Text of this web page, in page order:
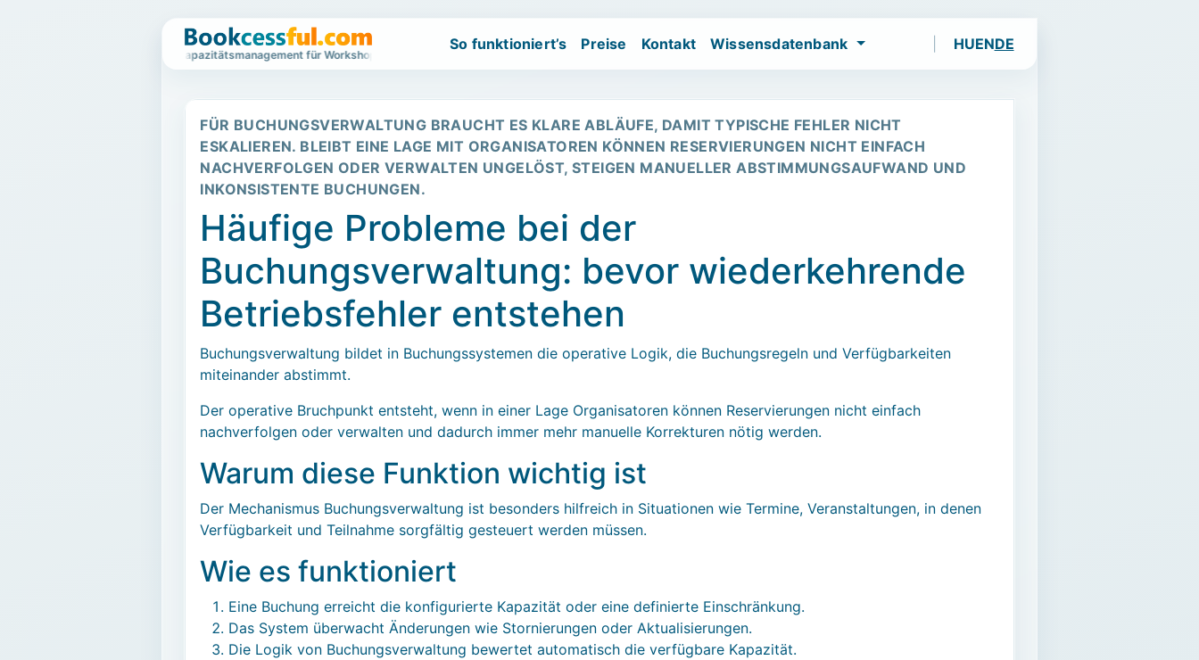
Wartelistenbasiertes Kapazitätsmanagement für Workshops und Events. Wartelistenbasiertes Kapazitätsmanagement für Workshops und Events.
So funktioniert’s Preise Kontakt Wissensdatenbank HUENDE
FÜR BUCHUNGSVERWALTUNG BRAUCHT ES KLARE ABLÄUFE, DAMIT TYPISCHE FEHLER NICHT
ESKALIEREN. BLEIBT EINE LAGE MIT ORGANISATOREN KÖNNEN RESERVIERUNGEN NICHT EINFACH
NACHVERFOLGEN ODER VERWALTEN UNGELÖST, STEIGEN MANUELLER ABSTIMMUNGSAUFWAND UND
INKONSISTENTE BUCHUNGEN.
Häufige Probleme bei der
Buchungsverwaltung: bevor wiederkehrende
Betriebsfehler entstehen
Buchungsverwaltung bildet in Buchungssystemen die operative Logik, die Buchungsregeln und Verfügbarkeiten
miteinander abstimmt.
Der operative Bruchpunkt entsteht, wenn in einer Lage Organisatoren können Reservierungen nicht einfach
nachverfolgen oder verwalten und dadurch immer mehr manuelle Korrekturen nötig werden.
Warum diese Funktion wichtig ist
Der Mechanismus Buchungsverwaltung ist besonders hilfreich in Situationen wie Termine, Veranstaltungen, in denen
Verfügbarkeit und Teilnahme sorgfältig gesteuert werden müssen.
Wie es funktioniert
Eine Buchung erreicht die konfigurierte Kapazität oder eine definierte Einschränkung.
Das System überwacht Änderungen wie Stornierungen oder Aktualisierungen.
Die Logik von Buchungsverwaltung bewertet automatisch die verfügbare Kapazität.